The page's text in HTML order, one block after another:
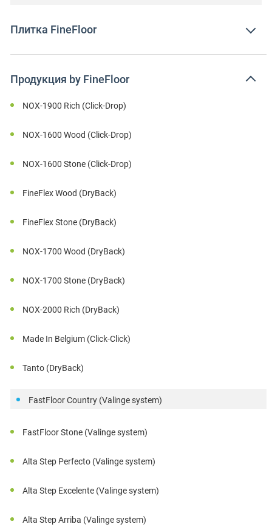
Плитка FineFloor
Продукция by FineFloor
NOX-1900 Rich (Click-Drop)
NOX-1600 Wood (Click-Drop)
NOX-1600 Stone (Click-Drop)
FineFlex Wood (DryBack)
FineFlex Stone (DryBack)
NOX-1700 Wood (DryBack)
NOX-1700 Stone (DryBack)
NOX-2000 Rich (DryBack)
Made In Belgium (Click-Click)
Tanto (DryBack)
FastFloor Country (Valinge system)
FastFloor Stone (Valinge system)
Alta Step Perfecto (Valinge system)
Alta Step Excelente (Valinge system)
Alta Step Arriba (Valinge system)